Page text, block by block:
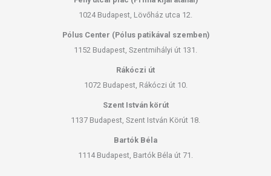
1024 Budapest, Lövőház utca 12.
Pólus Center (Pólus patikával szemben)
1152 Budapest, Szentmihályi út 131.
Rákóczi út
1072 Budapest, Rákóczi út 10.
Szent István körút
1137 Budapest, Szent István Körút 18.
Bartók Béla
1114 Budapest, Bartók Béla út 71.